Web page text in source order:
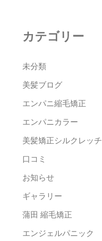
カテゴリー
未分類
美髪ブログ
エンパニ縮毛矯正
エンパニカラー
美髪矯正シルクレッチ
口コミ
お知らせ
ギャラリー
蒲田 縮毛矯正
エンジェルパニック